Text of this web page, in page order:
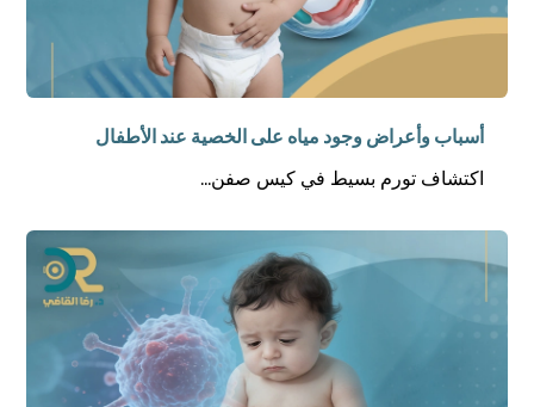
أسباب وأعراض وجود مياه على الخصية عند الأطفال
اكتشاف تورم بسيط في كيس صفن...